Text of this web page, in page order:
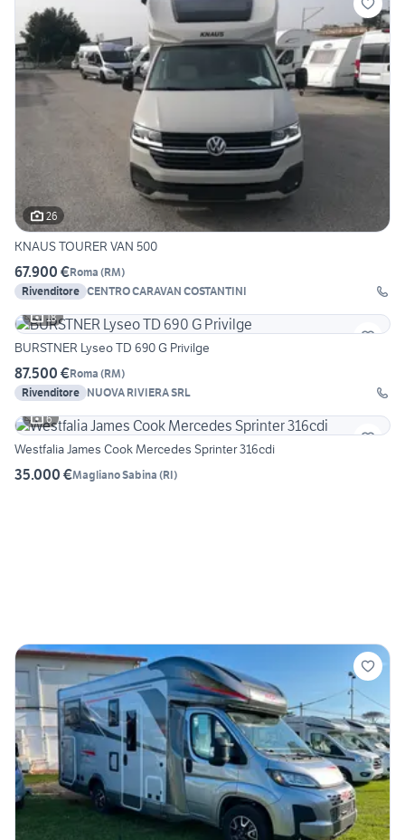
26
KNAUS TOURER VAN 500
67.900 €Roma (RM)
Rivenditore CENTRO CARAVAN COSTANTINI
18
BURSTNER Lyseo TD 690 G Privilge
87.500 €Roma (RM)
Rivenditore NUOVA RIVIERA SRL
6
Westfalia James Cook Mercedes Sprinter 316cdi
35.000 €Magliano Sabina (RI)